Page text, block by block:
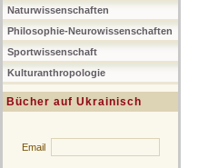
Naturwissenschaften
Philosophie-Neurowissenschaften
Sportwissenschaft
Kulturanthropologie
Bücher auf Ukrainisch
Email